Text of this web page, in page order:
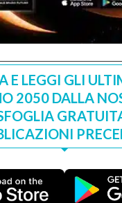
E LEGGI GLI
2050 DALLA